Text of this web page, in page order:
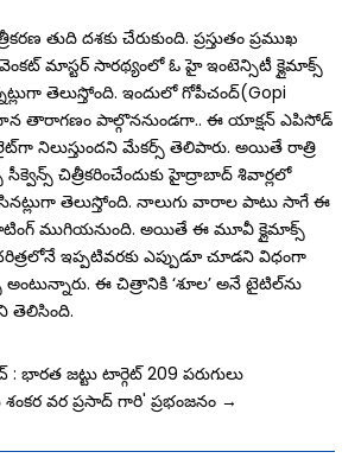
తుది దశకు చేరుకుంది. ప్రస్తుతం ప్రముఖ
మాస్టర్ సారథ్యంలో ఓ హై ఇంటెన్సిటీ క్లైమాక్స్
తెలుస్తోంది. ఇందులో గోపీచంద్‌(Gopi
తారాగణం పాల్గొననుండగా.. ఈ యాక్షన్‌ ఎపిసోడ్‌
నిలుస్తుందని మేకర్స్‌ తెలిపారు. అయితే రాత్రి
చిత్రీకరించేందుకు హైద్రాబాద్ శివార్లలో
తెలుస్తోంది. నాలుగు వారాల పాటు సాగే ఈ
ముగియనుంది. అయితే ఈ మూవీ క్లైమాక్స్
ఇప్పటివరకు ఎప్పుడూ చూడని విధంగా
ఈ చిత్రానికి ‘శూల’ అనే టైటిల్‌ను
తెలిసింది.
భారత జట్టు టార్గెట్ 209 పరుగులు
వర ప్రసాద్ గారి' ప్ర‌భంజ‌నం →